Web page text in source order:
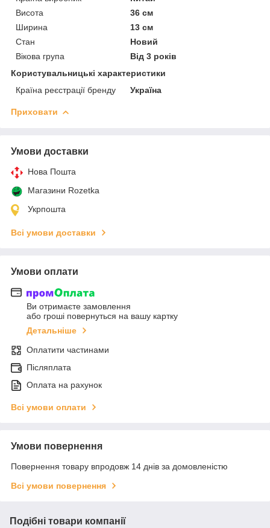
Висота
36 см
Ширина
13 см
Стан
Новий
Вікова група
Від 3 років
Користувальницькі характеристики
Країна реєстрації бренду
Україна
Приховати
Умови доставки
Нова Пошта
Магазини Rozetka
Укрпошта
Всі умови доставки
Умови оплати
Ви отримаєте замовлення
або гроші повернуться на вашу картку
Детальніше
Оплатити частинами
Післяплата
Оплата на рахунок
Всі умови оплати
Умови повернення
Повернення товару впродовж 14 днів за домовленістю
Всі умови повернення
Подібні товари компанії